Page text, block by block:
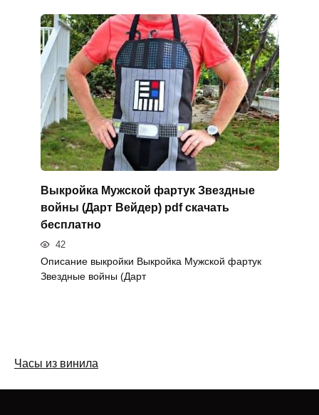
Выкройка Мужской фартук Звездные
войны (Дарт Вейдер) pdf скачать
бесплатно
42
Описание выкройки Выкройка Мужской фартук
Звездные войны (Дарт
Часы из винила